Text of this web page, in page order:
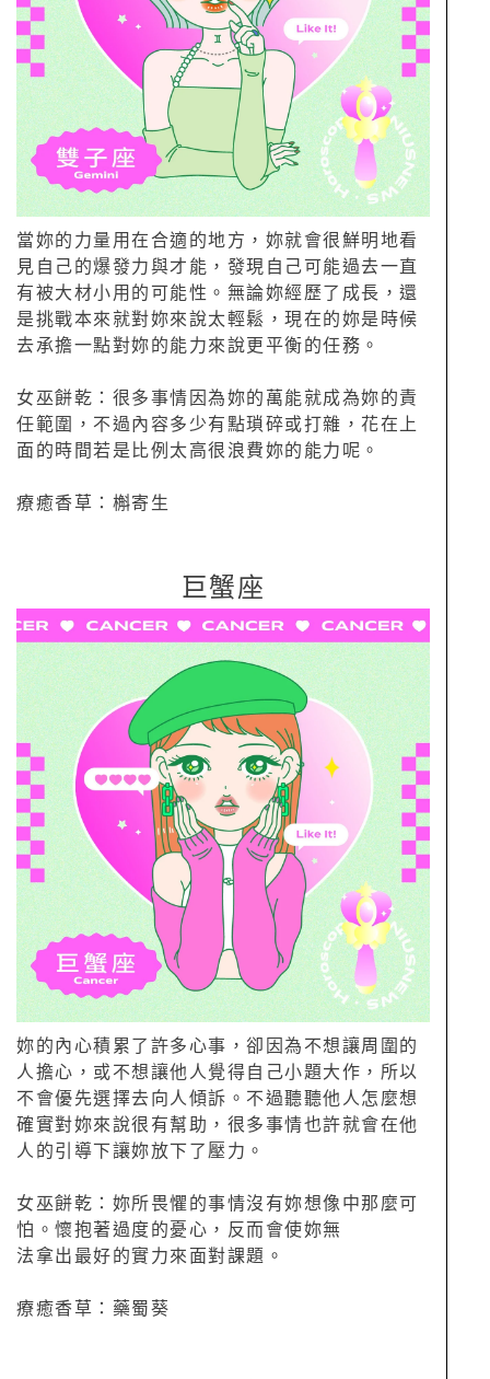
當妳的力量用在合適的地方，妳就會很鮮明地看
見自己的爆發力與才能，發現自己可能過去一直
有被大材小用的可能性。無論妳經歷了成長，還
是挑戰本來就對妳來說太輕鬆，現在的妳是時候
去承擔一點對妳的能力來說更平衡的任務。
女巫餅乾：很多事情因為妳的萬能就成為妳的責
任範圍，不過內容多少有點瑣碎或打雜，花在上
面的時間若是比例太高很浪費妳的能力呢。
療癒香草：槲寄生
巨蟹座
妳的內心積累了許多心事，卻因為不想讓周圍的
人擔心，或不想讓他人覺得自己小題大作，所以
不會優先選擇去向人傾訴。不過聽聽他人怎麼想
確實對妳來說很有幫助，很多事情也許就會在他
人的引導下讓妳放下了壓力。
女巫餅乾：妳所畏懼的事情沒有妳想像中那麼可
怕。懷抱著過度的憂心，反而會使妳無
法拿出最好的實力來面對課題。
療癒香草：藥蜀葵